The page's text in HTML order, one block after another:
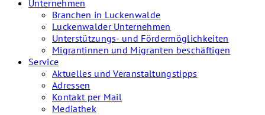
Unternehmen
Branchen in Luckenwalde
Luckenwalder Unternehmen
Unterstützungs- und Fördermöglichkeiten
Migrantinnen und Migranten beschäftigen
Service
Aktuelles und Veranstaltungstipps
Adressen
Kontakt per Mail
Mediathek